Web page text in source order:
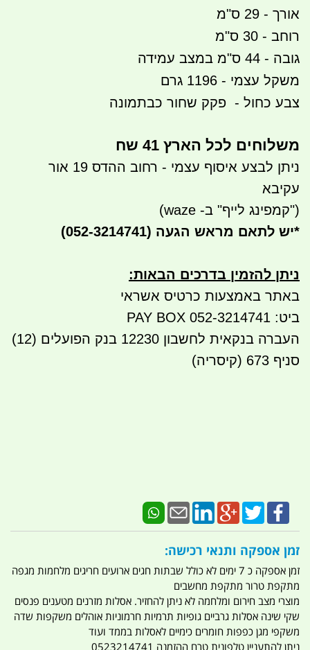
אורך - 29 ס"מ
רוחב - 30 ס"מ
גובה - 44 ס"מ במצב עמידה
משקל עצמי - 1196 גרם
צבע כחול - פקק שחור כבתמונה
משלוחים לכל הארץ 41 שח
ניתן לבצע איסוף עצמי - רחוב ההדס 19 אור
עקיבא
("קמפינג לייף" ב- waze)
*יש לתאם מראש הגעה (052-3214741)
ניתן להזמין בדרכים הבאות:
באתר באמצעות כרטיס אשראי
ביט: 052-3214741 PAY BOX
העברה בנקאית לחשבון 12230 בנק הפועלים (12)
סניף 673 (קיסריה)
זמן אספקה ותנאי רכישה:
זמן אספקה כ 7 ימים לא כולל שבתות חגים ארועים חריגים מלחמות מגפה
מתקפת טרור מתקפת מחשבים
מוצרי מצב חירום ומלחמה לא ניתן להחזיר. אסלות מזרנים מטענים פנסים
שקי שינה אסלות גרביים גופיות תרמיות חרמוניות אוהלים משקפות שדה
משקפי מגן כפפות חומרים כימיים לאסלות בממד ועוד
ניתן להתעניין טלפונית טרם ההזמנה 0523214741